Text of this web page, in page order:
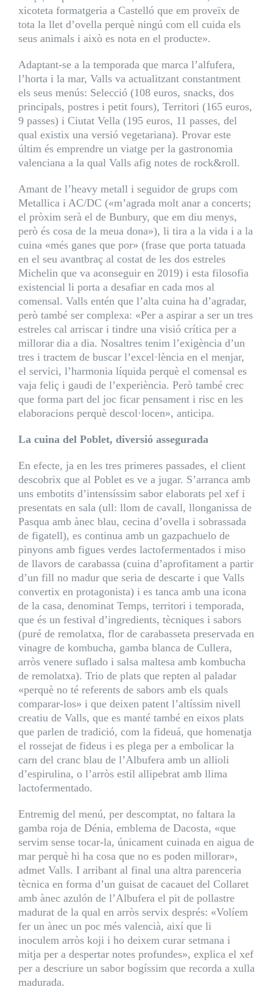
xicoteta formatgeria a Castelló que em proveïx de
tota la llet d’ovella perquè ningú com ell cuida els
seus animals i això es nota en el producte».
Adaptant-se a la temporada que marca l’alfufera,
l’horta i la mar, Valls va actualitzant constantment
els seus menús: Selecció (108 euros, snacks, dos
principals, postres i petit fours), Territori (165 euros,
9 passes) i Ciutat Vella (195 euros, 11 passes, del
qual existix una versió vegetariana). Provar este
últim és emprendre un viatge per la gastronomia
valenciana a la qual Valls afig notes de rock&roll.
Amant de l’heavy metall i seguidor de grups com
Metallica i AC/DC («m’agrada molt anar a concerts;
el pròxim serà el de Bunbury, que em diu menys,
però és cosa de la meua dona»), li tira a la vida i a la
cuina «més ganes que por» (frase que porta tatuada
en el seu avantbraç al costat de les dos estreles
Michelin que va aconseguir en 2019) i esta filosofia
existencial li porta a desafiar en cada mos al
comensal. Valls entén que l’alta cuina ha d’agradar,
però també ser complexa: «Per a aspirar a ser un tres
estreles cal arriscar i tindre una visió crítica per a
millorar dia a dia. Nosaltres tenim l’exigència d’un
tres i tractem de buscar l’excel·lència en el menjar,
el servici, l’harmonia líquida perquè el comensal es
vaja feliç i gaudi de l’experiència. Però també crec
que forma part del joc ficar pensament i risc en les
elaboracions perquè descol·locen», anticipa.
La cuina del Poblet, diversió assegurada
En efecte, ja en les tres primeres passades, el client
descobrix que al Poblet es ve a jugar. S’arranca amb
uns embotits d’intensíssim sabor elaborats pel xef i
presentats en sala (ull: llom de cavall, llonganissa de
Pasqua amb ànec blau, cecina d’ovella i sobrassada
de figatell), es continua amb un gazpachuelo de
pinyons amb figues verdes lactofermentados i miso
de llavors de carabassa (cuina d’aprofitament a partir
d’un fill no madur que seria de descarte i que Valls
convertix en protagonista) i es tanca amb una icona
de la casa, denominat Temps, territori i temporada,
que és un festival d’ingredients, tècniques i sabors
(puré de remolatxa, flor de carabasseta preservada en
vinagre de kombucha, gamba blanca de Cullera,
arròs venere suflado i salsa maltesa amb kombucha
de remolatxa). Trio de plats que repten al paladar
«perquè no té referents de sabors amb els quals
comparar-los» i que deixen patent l’altíssim nivell
creatiu de Valls, que es manté també en eixos plats
que parlen de tradició, com la fideuá, que homenatja
el rossejat de fideus i es plega per a embolicar la
carn del cranc blau de l’Albufera amb un allioli
d’espirulina, o l’arròs estil allipebrat amb llima
lactofermentado.
Entremig del menú, per descomptat, no faltara la
gamba roja de Dénia, emblema de Dacosta, «que
servim sense tocar-la, únicament cuinada en aigua de
mar perquè hi ha cosa que no es poden millorar»,
admet Valls. I arribant al final una altra parenceria
tècnica en forma d’un guisat de cacauet del Collaret
amb ànec azulón de l’Albufera el pit de pollastre
madurat de la qual en arròs servix després: «Volíem
fer un ànec un poc més valencià, així que li
inoculem arròs koji i ho deixem curar setmana i
mitja per a despertar notes profundes», explica el xef
per a descriure un sabor bogíssim que recorda a xulla
madurada.